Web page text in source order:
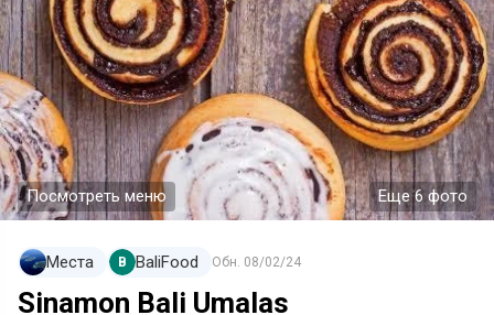
Посмотреть меню Еще 6 фото
Места B BaliFood Обн. 08/02/24
Sinamon Bali Umalas